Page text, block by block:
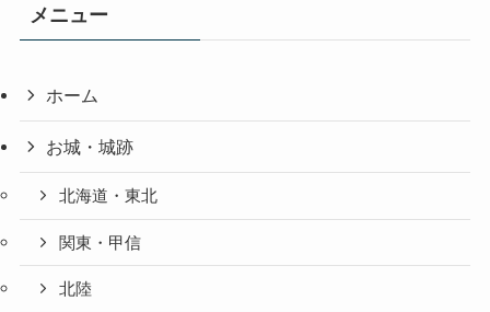
メニュー
ホーム
お城・城跡
北海道・東北
関東・甲信
北陸